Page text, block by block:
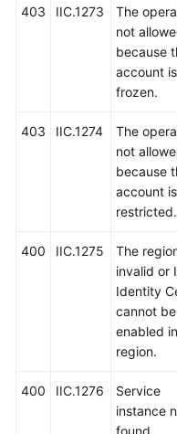
403 IIC.1273
The
not
because
account is
frozen.
403 IIC.1274
The
not
because
account is
restricted.
400 IIC.1275
The
invalid or
Identity
cannot be
enabled
region.
400 IIC.1276
Service
instance
found.